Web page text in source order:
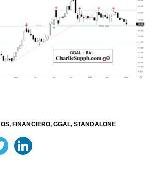
FINANCIERO GGAL STANDALONE